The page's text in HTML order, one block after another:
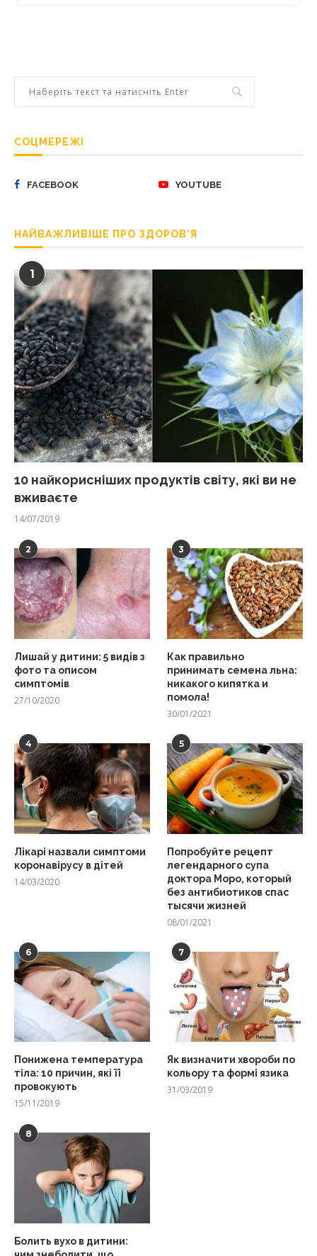
СОЦМЕРЕЖІ
FACEBOOK YOUTUBE
НАЙВАЖЛИВІШЕ ПРО ЗДОРОВ’Я
1
10 найкорисніших продуктів світу, які ви не
вживаєте
14/07/2019
2
Лишай у дитини: 5 видів з
фото та описом
симптомів
27/10/2020
3
Как правильно
принимать семена льна:
никакого кипятка и
помола!
30/01/2021
4
Лікарі назвали симптоми
коронавірусу в дітей
14/03/2020
5
Попробуйте рецепт
легендарного супа
доктора Моро, который
без антибиотиков спас
тысячи жизней
08/01/2021
6
Понижена температура
тіла: 10 причин, які її
провокують
15/11/2019
7
Як визначити хвороби по
кольору та формі язика
31/03/2019
8
Болить вухо в дитини: